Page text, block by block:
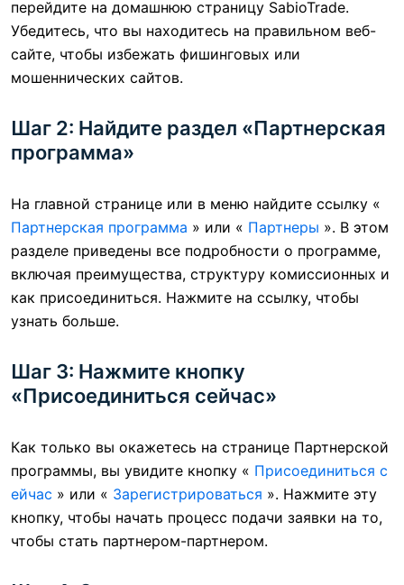
перейдите на домашнюю страницу SabioTrade.
Убедитесь, что вы находитесь на правильном веб-
сайте, чтобы избежать фишинговых или
мошеннических сайтов.
Шаг 2: Найдите раздел «Партнерская
программа»
На главной странице или в меню найдите ссылку «
Партнерская программа » или « Партнеры ». В этом
разделе приведены все подробности о программе,
включая преимущества, структуру комиссионных и
как присоединиться. Нажмите на ссылку, чтобы
узнать больше.
Шаг 3: Нажмите кнопку
«Присоединиться сейчас»
Как только вы окажетесь на странице Партнерской
программы, вы увидите кнопку « Присоединиться с
ейчас » или « Зарегистрироваться ». Нажмите эту
кнопку, чтобы начать процесс подачи заявки на то,
чтобы стать партнером-партнером.